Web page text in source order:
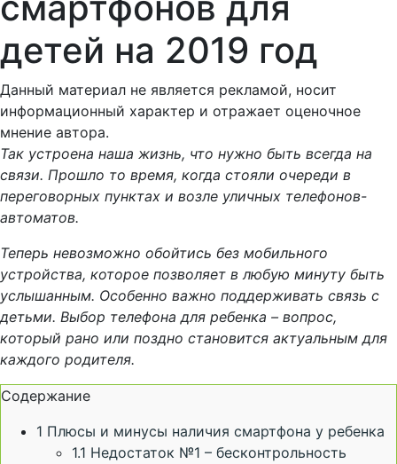
детей на 2019 год
Данный материал не является рекламой, носит
информационный характер и отражает оценочное
мнение автора.
Так устроена наша жизнь, что нужно быть всегда на
связи. Прошло то время, когда стояли очереди в
переговорных пунктах и возле уличных телефонов-
автоматов.
Теперь невозможно обойтись без мобильного
устройства, которое позволяет в любую минуту быть
услышанным. Особенно важно поддерживать связь с
детьми. Выбор телефона для ребенка – вопрос,
который рано или поздно становится актуальным для
каждого родителя.
Содержание
1 Плюсы и минусы наличия смартфона у ребенка
1.1 Недостаток №1 – бесконтрольность